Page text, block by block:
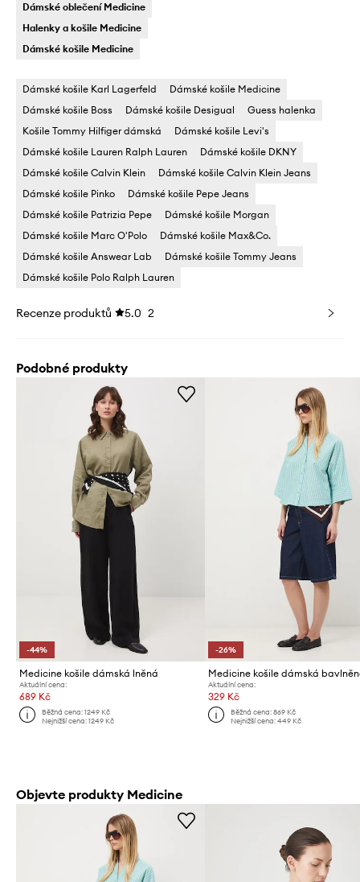
Dámské oblečení Medicine
Halenky a košile Medicine
Dámské košile Medicine
Dámské košile Karl Lagerfeld
Dámské košile Medicine
Dámské košile Boss
Dámské košile Desigual
Guess halenka
Košile Tommy Hilfiger dámská
Dámské košile Levi's
Dámské košile Lauren Ralph Lauren
Dámské košile DKNY
Dámské košile Calvin Klein
Dámské košile Calvin Klein Jeans
Dámské košile Pinko
Dámské košile Pepe Jeans
Dámské košile Patrizia Pepe
Dámské košile Morgan
Dámské košile Marc O'Polo
Dámské košile Max&Co.
Dámské košile Answear Lab
Dámské košile Tommy Jeans
Dámské košile Polo Ralph Lauren
Recenze produktů 5.0 2
Podobné produkty
-44%
Medicine košile dámská lněná
Aktuální cena:
689 Kč
Běžná cena:1249 Kč
Nejnižší cena:1249 Kč
-26%
Aktuální cena:
329 Kč
Běžná cena: 869 Kč
Nejnižší cena: 449 Kč
Objevte produkty Medicine